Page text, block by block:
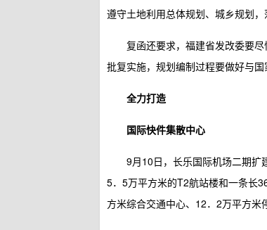
遵守土地利用总体规划、城乡规划
复函还要求，福建省发改委要
批复实施，规划编制过程要做好与
全力打造
国际快件集散中心
9月10日，长乐国际机场二期扩
5．5万平方米的T2航站楼和一条长
方米综合交通中心、12．2万平方米